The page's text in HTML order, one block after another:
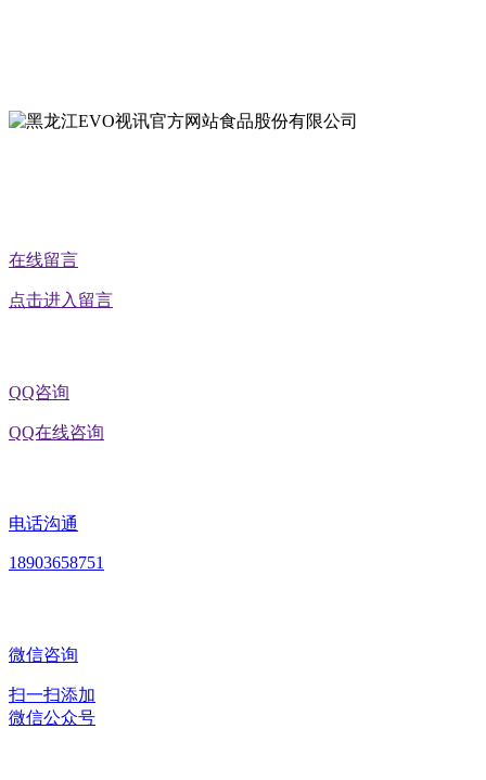
在线留言
点击进入留言
QQ咨询
QQ在线咨询
电话沟通
18903658751
微信咨询
扫一扫添加
微信公众号